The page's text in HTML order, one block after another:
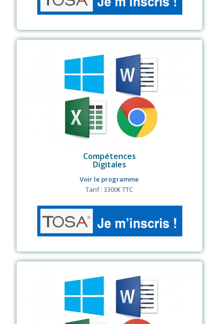
Compétences
Digitales
Voir le programme
Tarif : 3300€ TTC